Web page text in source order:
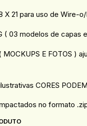
X 21 para uso de Wire-
( 03 modelos de capas
E FOTOS )
CORES
no formato